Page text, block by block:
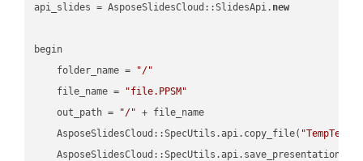
api_slides = AsposeSlidesCloud::SlidesApi. new
begin
    folder_name =
"/"
    file_name =
"file.PPSM"
    out_path =
"/" + file_name
    AsposeSlidesCloud::SpecUtils.api.copy_file(